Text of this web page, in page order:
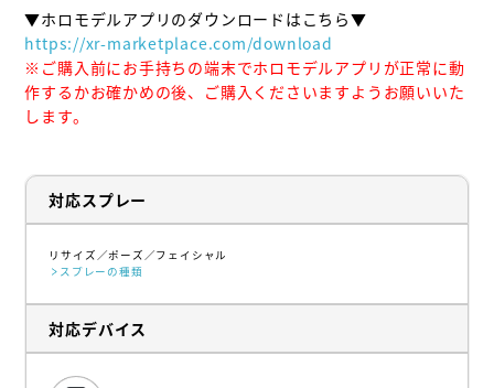
https://xr-marketplace.com/download
※ご購入前にお手持ちの端末でホロモデルアプリが正常に動
作するかお確かめの後、ご購入くださいますようお願いいた
します。
対応スプレー
リサイズ ポーズ
フェイシャル
スプレーの種類
対応デバイス